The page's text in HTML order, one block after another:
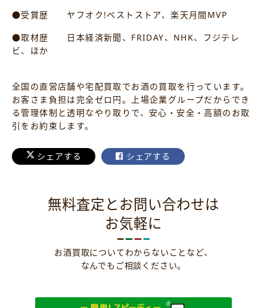
●受賞歴 ヤフオク!ベストストア、楽天月間MVP
●取材歴 日本経済新聞、FRIDAY、NHK、フジテレ
ビ、ほか
全国の直営店舗や宅配買取でお酒の買取を行っています。
お客さま負担は完全ゼロ円。上場企業グループだからでき
る管理体制と透明なやり取りで、安心・安全・高額のお取
引をお約束します。
シェアする シェアする
無料査定とお問い合わせは
お気軽に
お酒買取についてわからないことなど、
なんでもご相談ください。